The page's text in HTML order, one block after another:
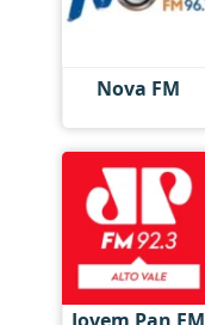
Nova FM